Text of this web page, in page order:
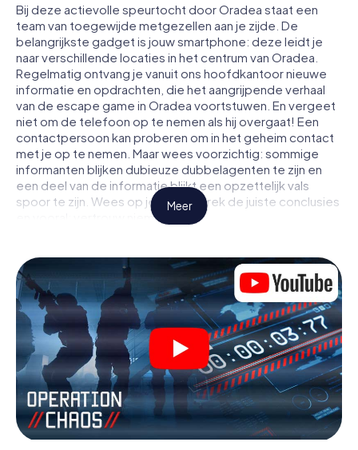
Bij deze actievolle speurtocht door Oradea staat een
team van toegewijde metgezellen aan je zijde. De
belangrijkste gadget is jouw smartphone: deze leidt je
naar verschillende locaties in het centrum van Oradea.
Regelmatig ontvang je vanuit ons hoofdkantoor nieuwe
informatie en opdrachten, die het aangrijpende verhaal
van de escape game in Oradea voortstuwen. En vergeet
niet om de telefoon op te nemen als hij overgaat! Een
contactpersoon kan proberen om in het geheim contact
met je op te nemen. Maar wees voorzichtig: sommige
informanten blijken dubieuze dubbelagenten te zijn en
een deel van de informatie blijkt een opzettelijk vals
spoor te zijn. Wees op je hoede, trek de juiste conclusies
en vooral: vertrouw niemand!
niet opgesloten in een kamer waaruit je jezelf binnen een
bepaald tijdvenster moet bevrijden. Met deze
speurtocht met een smartphone wordt heel Oradea jouw
speelveld! De technische voorwaarden voor jouw
avontuur in Oradea zijn een smartphone en toegang tot
het mobiel internet. Met één klik krijg jij toegang tot onze
app. Je hoeft niets te installeren om door interactieve
video's, lastige minigames of andere functies in de actie
te worden getrokken.
Werk samen als een team, onderschep vijandige
spionnen en lok de handlangers van de schurk naar je toe.
Meer